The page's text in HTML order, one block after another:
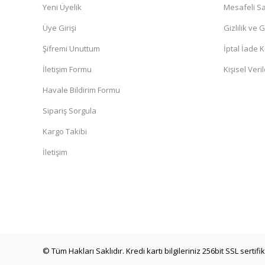
Yeni Üyelik
Üye Girişi
Şifremi Unuttum
İletişim Formu
Havale Bildirim Formu
Sipariş Sorgula
Kargo Takibi
İletişim
Mesafeli
Gizlilik ve
İptal İade
Kişisel
© Tüm Hakları Saklıdır. Kredi kartı bilgileriniz 256bit SSL